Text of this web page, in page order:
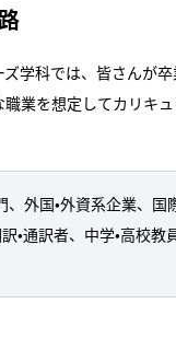
学科では、皆さんが
職業を想定してカリキ
、外国•外資系企業、国
•通訳者、中学•高校教